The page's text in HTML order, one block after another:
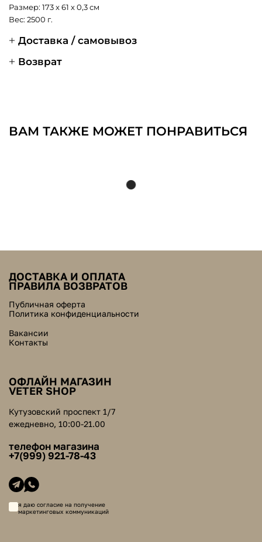
Размер: 173 x 61 х 0,3 см
Вес: 2500 г.
Доставка / самовывоз
Возврат
ВАМ ТАКЖЕ МОЖЕТ ПОНРАВИТЬСЯ
ДОСТАВКА И ОПЛАТА
ПРАВИЛА ВОЗВРАТОВ
Публичная оферта
Политика конфиденциальности
Вакансии
Контакты
ОФЛАЙН МАГАЗИН
VETER SHOP
Кутузовский проспект 1/7
ежедневно, 10:00-21.00
телефон магазина
+7(999) 921-78-43
я даю согласие на получение
маркетинговых коммуникаций